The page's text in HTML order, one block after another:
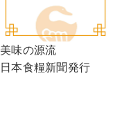
美味の源流
日本食糧新聞発行